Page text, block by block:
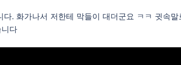
. 화가나서 저한테 막들이 대더군요 ㅋㅋ 귓속말
다